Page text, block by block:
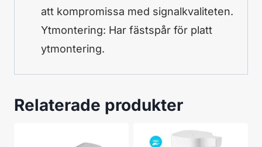
att kompromissa med signalkvaliteten.
Ytmontering: Har fästspår för platt
ytmontering.
Relaterade produkter